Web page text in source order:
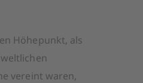
Höhepunkt, als
vereint waren,